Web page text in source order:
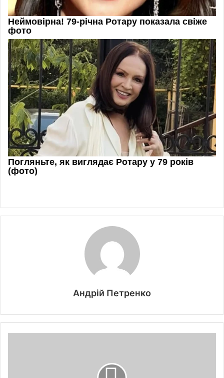
Андрій Петренко